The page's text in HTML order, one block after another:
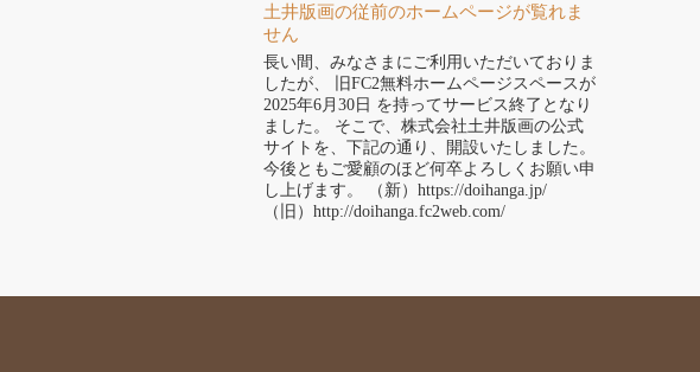
土井版画の従前のホームページが覧れま
せん
長い間、みなさまにご利用いただいておりま
したが、 旧FC2無料ホームページスペースが
2025年6月30日 を持ってサービス終了となり
ました。 そこで、株式会社土井版画の公式
サイトを、下記の通り、開設いたしました。
今後ともご愛顧のほど何卒よろしくお願い申
し上げます。 （新）https://doihanga.jp/
（旧）http://doihanga.fc2web.com/